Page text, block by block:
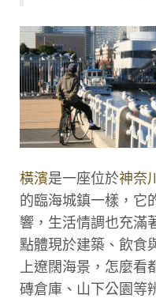
橫濱是一座位於神奈
的臨海城鎮一樣，它
響，生活情調也充滿
點體現於建築、飲食
上遼闊海景，怎麼
磚倉庫、山下公園等